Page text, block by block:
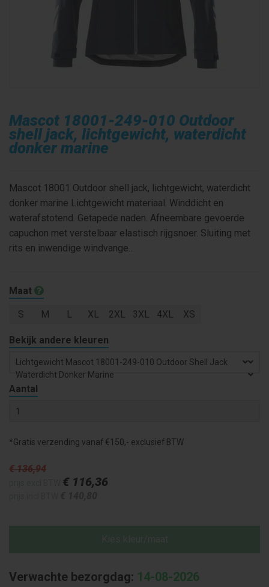
Mascot 18001-249-010 Outdoor
shell jack, lichtgewicht, waterdicht
donker marine
Mascot 18001 Outdoor shell jack, lichtgewicht, waterdicht
donker marine Lichtgewicht materiaal. Winddicht en
waterafstotend. Getapede naden. Afneembare gevoerde
capuchon met verstelbaar elastisch rijgsnoer. Sluiting met
rits en inwendige windvange...
Maat
S M L XL 2XL 3XL 4XL XS
Bekijk andere kleuren
Lichtgewicht Mascot 18001-249-010 Outdoor Shell Jack
Waterdicht Donker Marine
Aantal
*Gratis verzending vanaf €150,- exclusief BTW
€ 136,94
€ 116,36
Verwachte bezorgdag: 14-08-2026